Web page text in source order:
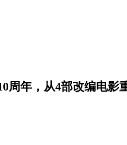
周年，从4部改编电影